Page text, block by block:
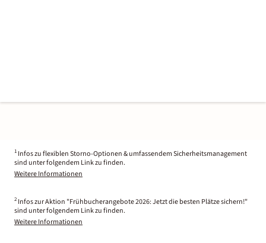
1 Infos zu flexiblen Storno-Optionen & umfassendem Sicherheitsmanagement
sind unter folgendem Link zu finden.
Weitere Informationen
2 Infos zur Aktion "Frühbucherangebote 2026: Jetzt die besten Plätze sichern!"
sind unter folgendem Link zu finden.
Weitere Informationen